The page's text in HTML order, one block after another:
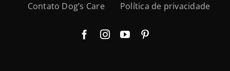
Contato Dog’s Care
Política de privacidade